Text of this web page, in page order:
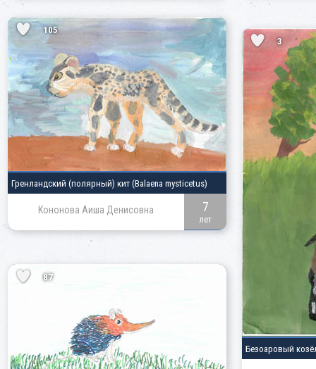
105
Гренландский (полярный) кит (Balaena mysticetus)
Кононова Аиша Денисовна 7
лет
3
Безоаровый
87